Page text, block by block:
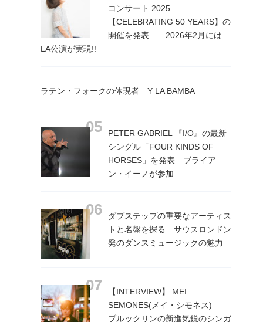
コンサート 2025
【CELEBRATING 50 YEARS】の
開催を発表 2026年2月には
LA公演が実現!!
ラテン・フォークの体現者 Y LA BAMBA
PETER GABRIEL 『I/O』の最新
シングル「FOUR KINDS OF
HORSES」を発表 ブライア
ン・イーノが参加
ダブステップの重要なアーティス
トと名盤を探る サウスロンドン
発のダンスミュージックの魅力
【INTERVIEW】 MEI
SEMONES(メイ・シモネス)
ブルックリンの新進気鋭のシンガ